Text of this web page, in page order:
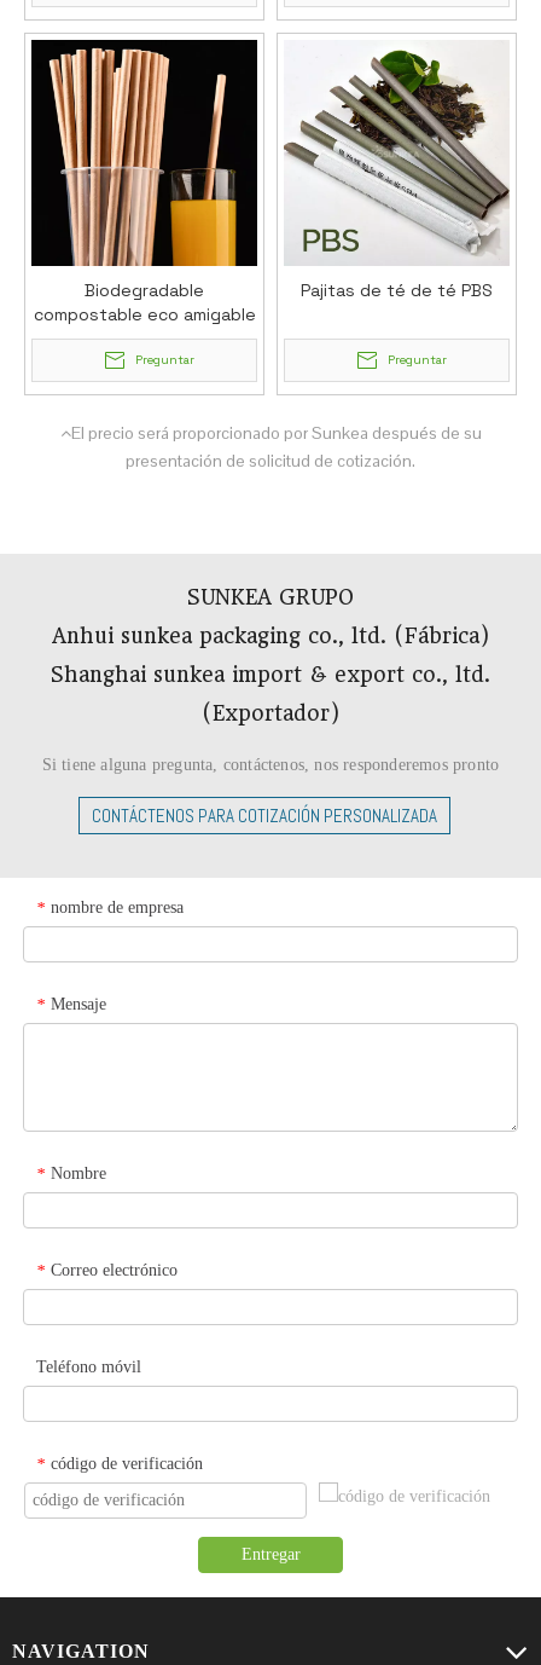
Biodegradable
compostable eco amigable
kraft bio paja de papel
biografía
Preguntar
Pajitas de té de té PBS
Preguntar
El precio será proporcionado por Sunkea después de su
presentación de solicitud de cotización.
SUNKEA GRUPO
Anhui sunkea packaging co., ltd. (Fábrica)
Shanghai sunkea import & export co., ltd.
(Exportador)​​​​​​​
Si tiene alguna pregunta, contáctenos, nos responderemos pronto
CONTÁCTENOS PARA COTIZACIÓN PERSONALIZADA
* nombre de empresa
* Mensaje
* Nombre
* Correo electrónico
Teléfono móvil
* código de verificación
Entregar
NAVIGATION